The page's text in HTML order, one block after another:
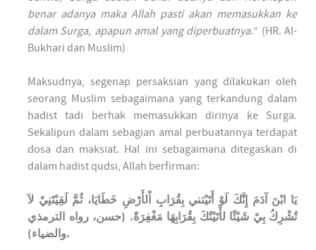
benar adanya maka Allah pasti akan memasukkan ke
dalam Surga, apapun amal yang diperbuatnya.” (HR. Al-
Bukhari dan Muslim)
Maksudnya, segenap persaksian yang dilakukan oleh
seorang Muslim sebagaimana yang terkandung dalam
hadist tadi berhak memasukkan dirinya ke Surga.
Sekalipun dalam sebagian amal perbuatannya terdapat
dosa dan maksiat. Hal ini sebagaimana ditegaskan di
dalam hadist qudsi, Allah berfirman:
يَا ابْنَ آدَمَ إِنَّكَ لَوْ أَتَيْتني بِقُرَابِ اْلأَرْضِ خَطَايَا، ثُمَّ لَقِيْتَنِيْ لاَ
تُشْرِكُ بِيْ شَيْئًا لأَتَيْتُكَ بِقُرَابِهَا مَغْفِرَةً. (حسن، رواه الترمذي
والضياء).